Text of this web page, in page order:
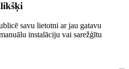
savu lietotni ar jau gatavu
instalāciju vai sarežģītu